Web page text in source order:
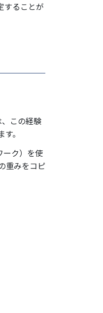
することが
この経験
。
ーク）を使
重みをコピ